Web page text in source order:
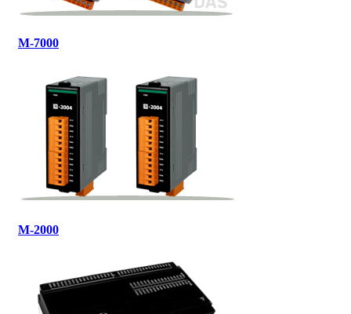
M-7000
M-2000